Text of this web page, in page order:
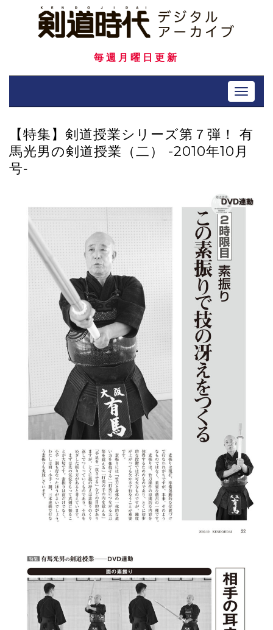
毎週月曜日更新
Toggle
【特集】剣道授業シリーズ第７弾！ 有
馬光男の剣道授業（二） -2010年10月
号‐